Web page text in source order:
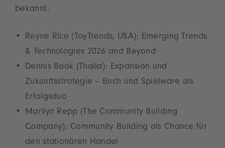
bekannt:
Reyne Rice (ToyTrends, USA): Emerging Trends
& Technologies 2026 and Beyond
Dennis Book (Thalia): Expansion und
Zukunftsstrategie – Buch und Spielware als
Erfolgsduo
Marilyn Repp (The Community Building
Company): Community Building als Chance für
den stationären Handel